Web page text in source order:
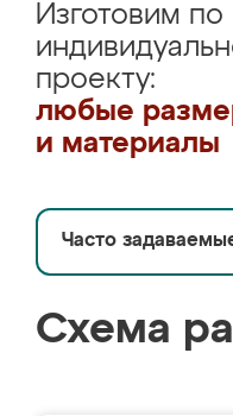
Изготовим по
проекту:
любые
и материалы
Часто
Схема